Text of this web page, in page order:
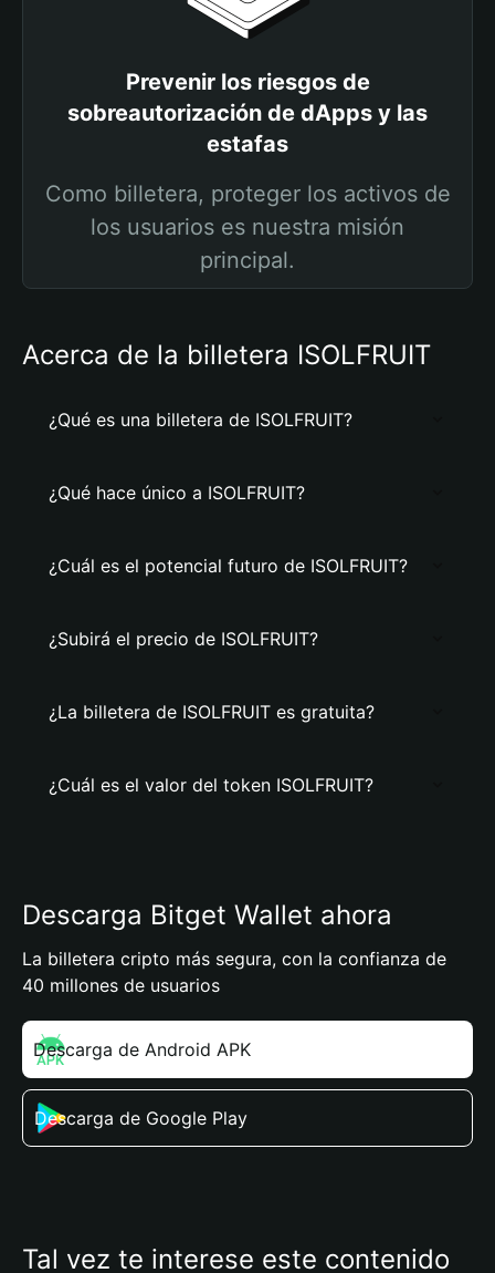
Prevenir los riesgos de
sobreautorización de dApps y las
estafas
Como billetera, proteger los activos de
los usuarios es nuestra misión
principal.
Acerca de la billetera ISOLFRUIT
¿Qué es una billetera de ISOLFRUIT?
¿Qué hace único a ISOLFRUIT?
¿Cuál es el potencial futuro de ISOLFRUIT?
¿Subirá el precio de ISOLFRUIT?
¿La billetera de ISOLFRUIT es gratuita?
¿Cuál es el valor del token ISOLFRUIT?
Descarga Bitget Wallet ahora
La billetera cripto más segura, con la confianza de
40 millones de usuarios
Descarga de Android APK
Descarga de Google Play
Tal vez te interese este contenido